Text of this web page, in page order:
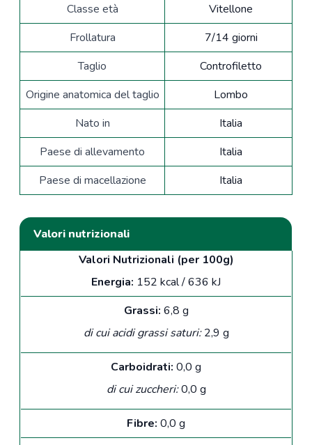
Classe età
Vitellone
Frollatura
7/14 giorni
Taglio
Controfiletto
Origine anatomica del taglio
Lombo
Nato in
Italia
Paese di allevamento
Italia
Paese di macellazione
Italia
Valori nutrizionali
Valori Nutrizionali (per 100g)
Energia: 152 kcal / 636 kJ
Grassi: 6,8 g
di cui acidi grassi saturi:2,9 g
Carboidrati: 0,0 g
di cui zuccheri:0,0 g
Fibre: 0,0 g